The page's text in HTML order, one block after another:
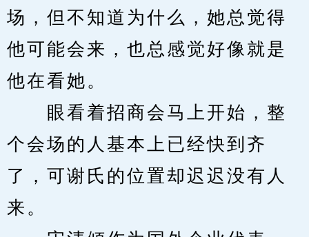
场，但不知道为什么，她总觉得
他可能会来，也总感觉好像就是
他在看她。
眼看着招商会马上开始，整
个会场的人基本上已经快到齐
了，可谢氏的位置却迟迟没有人
来。